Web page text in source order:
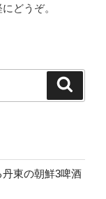
どうぞ。
東の朝鮮3啤酒